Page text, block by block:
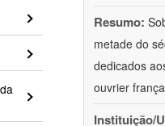
Resumo:
metade do
dedicados
ouvrier
Instituição/